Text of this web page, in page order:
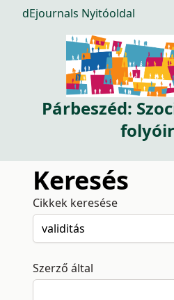
dEjournals Nyitóoldal
Párbeszéd:
Keresés
Cikkek keresése
Szerző által